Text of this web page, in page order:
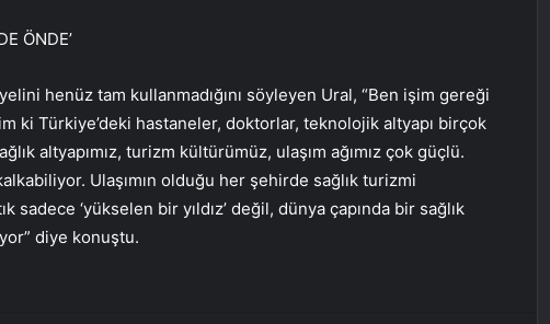
ÖNDE’
henüz tam kullanmadığını söyleyen Ural, “Ben işim gereği
ki Türkiye’deki hastaneler, doktorlar, teknolojik altyapı birçok
altyapımız, turizm kültürümüz, ulaşım ağımız çok güçlü.
Ulaşımın olduğu her şehirde sağlık turizmi
‘yükselen bir yıldız’ değil, dünya çapında bir sağlık
diye konuştu.